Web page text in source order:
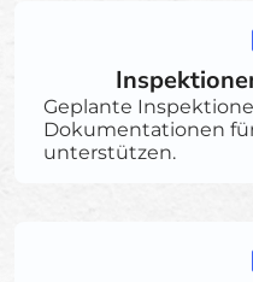
Geplante
Dokumentationen
unterstützen.